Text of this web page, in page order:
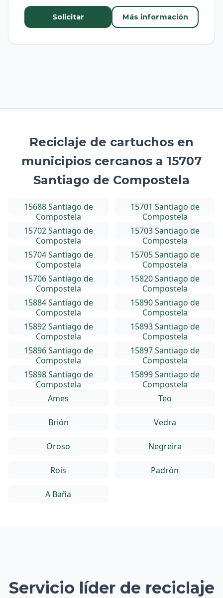
Solicitar Más información
Reciclaje de cartuchos en
municipios cercanos a 15707
Santiago de Compostela
15688 Santiago de
Compostela
15701 Santiago de
Compostela
15702 Santiago de
Compostela
15703 Santiago de
Compostela
15704 Santiago de
Compostela
15705 Santiago de
Compostela
15706 Santiago de
Compostela
15820 Santiago de
Compostela
15884 Santiago de
Compostela
15890 Santiago de
Compostela
15892 Santiago de
Compostela
15893 Santiago de
Compostela
15896 Santiago de
Compostela
15897 Santiago de
Compostela
15898 Santiago de
Compostela
15899 Santiago de
Compostela
Ames
Teo
Brión Vedra
Oroso Negreira
Rois Padrón
A Baña
Servicio líder de reciclaje